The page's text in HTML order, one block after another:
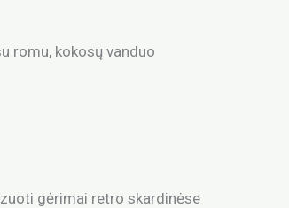
romu, kokosų vanduo
gėrimai retro skardinėse